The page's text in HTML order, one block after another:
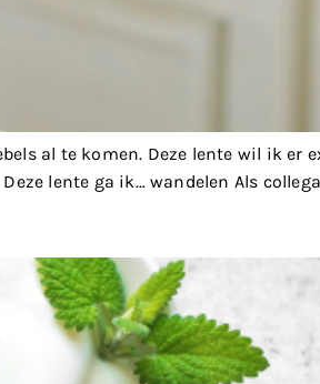
al te komen. Deze lente wil ik er
lente ga ik… wandelen Als